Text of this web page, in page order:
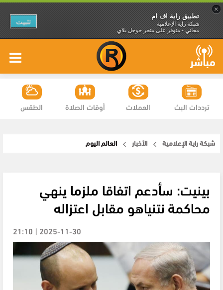
×
تطبيق راية اف ام
شبكة راية الإعلامية
مجاني - متوفر على متجر جوجل بلاي
تثبيت
الطقس أوقات الصلاة العملات ترددات البث
شبكة راية الإعلامية الأخبار العالم اليوم
بينيت: سأدعم اتفاقا ملزما ينهي
محاكمة نتنياهو مقابل اعتزاله
2025-11-30 | 21:10